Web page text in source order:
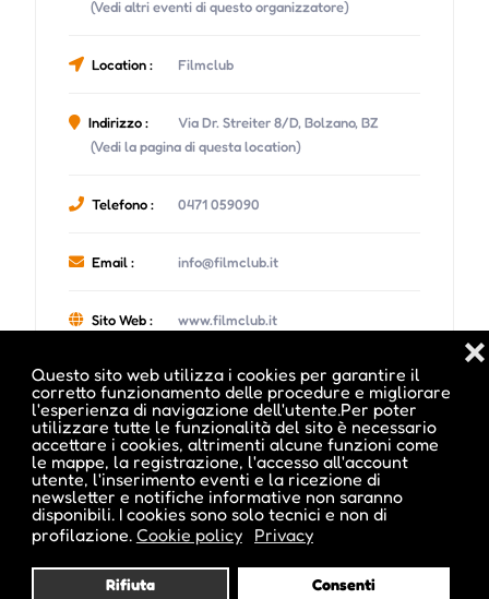
Questo sito web utilizza i cookies per garantire il
corretto funzionamento delle procedure e migliorare
l'esperienza di navigazione dell'utente.Per poter
utilizzare tutte le funzionalità del sito è necessario
accettare i cookies, altrimenti alcune funzioni come
le mappe, la registrazione, l'accesso all'account
utente, l'inserimento eventi e la ricezione di
newsletter e notifiche informative non saranno
disponibili. I cookies sono solo tecnici e non di
profilazione. Cookie policy Privacy
Rifiuta Consenti
❌
(Vedi altri eventi di questo organizzatore)
Location : Filmclub
Indirizzo :
Via Dr. Streiter 8/D, Bolzano, BZ
(Vedi la pagina di questa location)
Telefono : 0471 059090
Email : info@filmclub.it
Sito Web : www.filmclub.it
Date e orari evento :